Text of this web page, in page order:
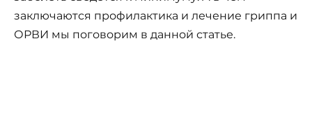
заключаются профилактика и лечение гриппа и
ОРВИ мы поговорим в данной статье.